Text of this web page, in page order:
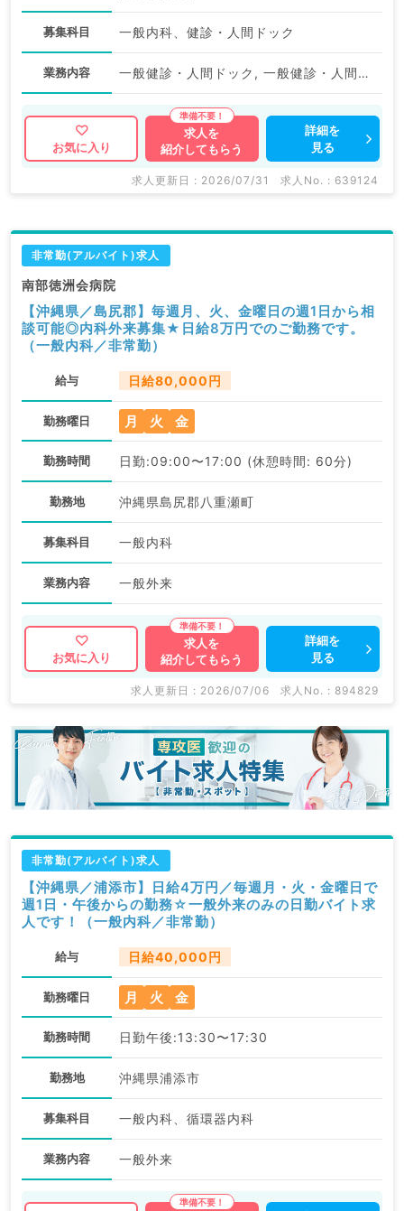
募集科目 一般内科、健診・人間ドック
業務内容 一般健診・人間ドック, 一般健診・人間ドック
お気に入り
求人を
紹介してもらう
詳細を
見る
求人更新日 : 2026/07/31 求人No. : 639124
非常勤(アルバイト)求人
南部徳洲会病院
【沖縄県／島尻郡】毎週月、火、金曜日の週1日から相
談可能◎内科外来募集★日給8万円でのご勤務です。
（一般内科／非常勤）
給与 日給80,000円
勤務曜日 月 火 金
勤務時間 日勤:09:00〜17:00 (休憩時間: 60分)
勤務地 沖縄県島尻郡八重瀬町
募集科目 一般内科
業務内容 一般外来
お気に入り
求人を
紹介してもらう
詳細を
見る
求人更新日 : 2026/07/06 求人No. : 894829
非常勤(アルバイト)求人
【沖縄県／浦添市】日給4万円／毎週月・火・金曜日で
週1日・午後からの勤務☆一般外来のみの日勤バイト求
人です！（一般内科／非常勤）
給与 日給40,000円
勤務曜日 月 火 金
勤務時間 日勤午後:13:30〜17:30
勤務地 沖縄県浦添市
募集科目 一般内科、循環器内科
業務内容 一般外来